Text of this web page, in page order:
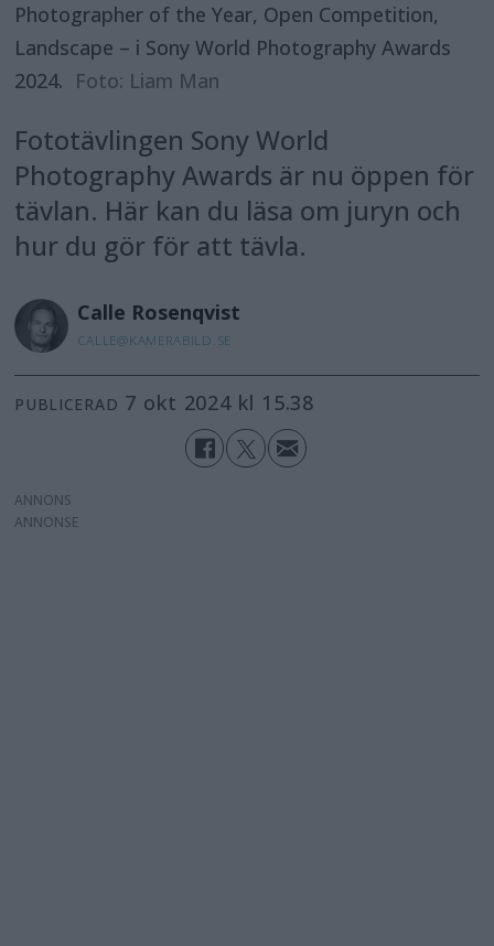
Photographer of the Year, Open Competition,
Landscape – i Sony World Photography Awards
2024. Foto: Liam Man
Fototävlingen Sony World
Photography Awards är nu öppen för
tävlan. Här kan du läsa om juryn och
hur du gör för att tävla.
Calle Rosenqvist
CALLE@KAMERABILD.SE
PUBLICERAD 7 okt 2024 kl 15.38
ANNONS